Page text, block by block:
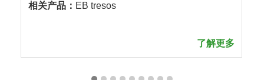
相关产品： EB tresos
了解更多